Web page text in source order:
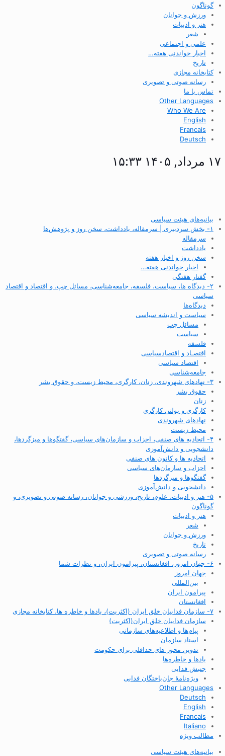
گوناگون
ورزش و جوانان
هنر و ادبیات
شعر
علمی و اجتماعی
اخبار خواندنی هفته…
تاریخ
کتابخانه مجازی
رسانه صوتی و تصویری
تماس با ما
Other Languages
Who We Are
English
Francais
Deutsch
۱۷ مرداد, ۱۴۰۵ ۱۵:۳۳
بیانیه‌های هیئت سیاسی
۱- بخش سردبیری | سرمقاله، یادداشت، سخن روز و پژوهش‌ها
سرمقاله
یادداشت
سخن روز و اخبار هفته
اخبار خواندنی هفته…
گفتار هفتگی
۲- دیدگاه ها، سیاست، فلسفه، جامعه‌شناسی، مسائل چپ، و اقتصاد و اقتصاد
سیاسی
دیدگاه‌ها
سیاست و اندیشه سیاسی
مسائل چپ
سیاست
فلسفه
اقتصـاد و اقتصاد‌سیاسی
اقتصاد سیاسی
جامعه‌شناسی
۳- نهادهای شهروندی، زنان، کارگری، محیط زیست، و حقوق بشر
حقوق بشر
زنان
کارگری و بولتن کارگری
نهادهای شهروندی
محیط زیست
۴- اتحادیه های صنفی، احزاب و سازمان‌های سیاسی، گفتگوها و میزگردها،
دانشجویی و دانش‌آموزی
اتحادیه ها و کانون های صنفی
احزاب و سازمان‌های سیاسی
گفتگوها و میزگردها
دانشجویی و دانش‌آموزی
۵- هنر و ادبیات، علوم، تاریخ، ورزشی و جوانان، رسانه صوتی و تصویری، و
گوناگون
هنر و ادبیات
شعر
ورزش و جوانان
تاریخ
رسانه صوتی و تصویری
۶- جهان امروز، افغانستان، پیرامون ایران، و نظرات شما
جهان امروز
بین‌المللی
پیرامون ایران
افغانستان
۷- سازمان فداییان خلق ایران (اکثریت)، یادها و خاطره ها، کتابخانه مجازی
سازمان فداییان خلق ایران(اکثریت)
پیام‌ها و اطلاعیه‌های سازمانی
اسناد سازمان
تدوین محور های حداقلی برای حکومت
یادها و خاطره‌ها
جنبش فدایی
ویژه‌نامهٔ جان‌باختگان فدایی
Other Languages
Deutsch
English
Francais
Italiano
مطالب ویژه
بیانیه‌های هیئت سیاسی